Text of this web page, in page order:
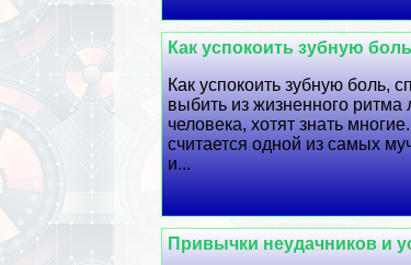
Как успокоить зубную боль
Как успокоить зубную боль,
выбить из жизненного ритма
человека, хотят знать
считается одной из самых
и...
Привычки неудачников и